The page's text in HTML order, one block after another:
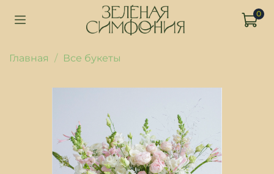
0
Главная Все букеты